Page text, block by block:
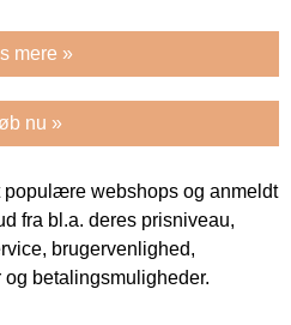
mere »
nu »
populære webshops og anmeldt
fra bl.a. deres prisniveau,
brugervenlighed,
betalingsmuligheder.